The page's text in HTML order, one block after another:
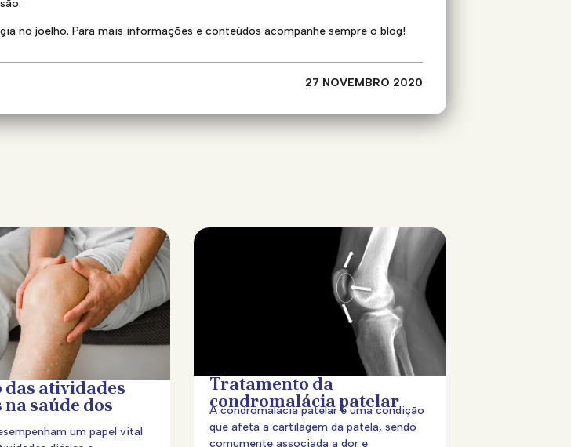
no joelho. Para mais informações e conteúdos acompanhe sempre o blog!
27 NOVEMBRO 2020
atividades
saúde dos
um papel vital
Tratamento da
condromalácia patelar
A condromalácia patelar é uma condição
que afeta a cartilagem da patela, sendo
comumente associada a dor e